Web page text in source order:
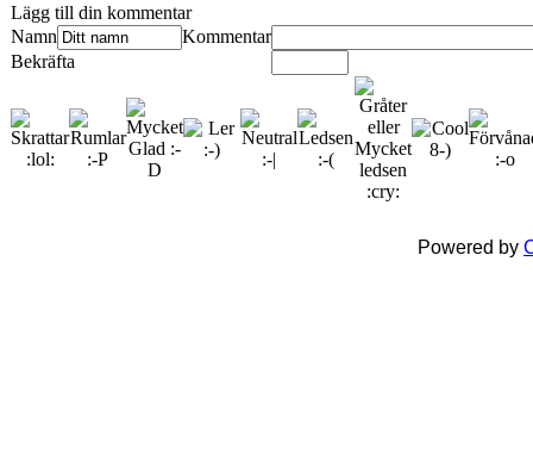
Lägg till din kommentar
Namn
Kommentar
Bekräfta
Powered by